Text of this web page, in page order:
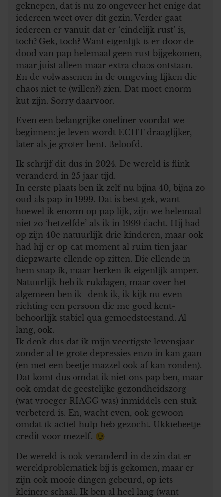
geknepen, dat is nu zo ongeveer het enige dat
iedereen weet over dit gezin. Verder gaat
iedereen er vanuit dat er ‘eindelijk rust’ is,
toch? Gek, toch? Want eigenlijk is er door de
dood van pap helemaal geen rust bijgekomen,
maar juist alleen maar extra chaos ontstaan.
En de volwassenen in de omgeving lijken die
chaos niet te (willen?) zien. Dat moet enorm
kut zijn. Sorry daarvoor.
Even een belangrijke oneliner voordat we
beginnen: je leven wordt ECHT draaglijker,
later als je groter bent. Beloofd.
Ik schrijf dit dus in 2024. De wereld is flink
veranderd in 25 jaar tijd.
In eerste plaats ben ik zelf nu bijna 40, bijna zo
oud als pap in 1999. Dat is best gek, want
hoewel ik enorm op pap lijk, zijn we helemaal
niet zo ‘hetzelfde’ als ik in 1999 dacht. Hij had
op zijn 40e natuurlijk drie kinderen, maar ook
had hij er op dat moment al ruim tien jaar
diepzwarte ellende op zitten. Die ellende in
hem snap ik, maar herken ik eigenlijk amper.
Natuurlijk heb ik rukdagen, maar over het
algemeen ben ik -denk ik, ik kijk nu even
richting een persoon die me goed kent-
behoorlijk stabiel qua gemoedstoestand. Al
lang, ook.
Ik denk dus dat ik mijn veertigste levensjaar
zonder al te grote depressies enzo in kan gaan
(en met een beetje mazzel ook af kan ronden).
Dat komt dus omdat ik niet ons pap ben, maar
ook omdat de geestelijke gezondheidszorg
(wat vroeger RIAGG was) inmiddels een stuk
verbeterd is. En, wacht even, ook gewoon
omdat ik actief hulp heb gezocht. Ukkiebeetje
credit voor mezelf. 😉
De wereld is ook veranderd in de zin dat er
wereldproblematiek bij is gekomen, maar er
zijn ook mooie dingen gebeurd, op iets
kleinere schaal. Ik ben al heel lang (want